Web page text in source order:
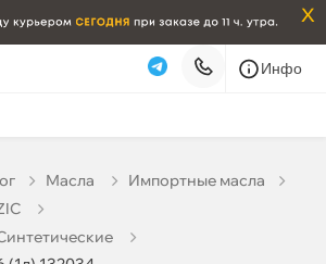
x
Инфо
Масла
Импортные масла
Сегодня, 07.08 (при заказе от 2000₽)